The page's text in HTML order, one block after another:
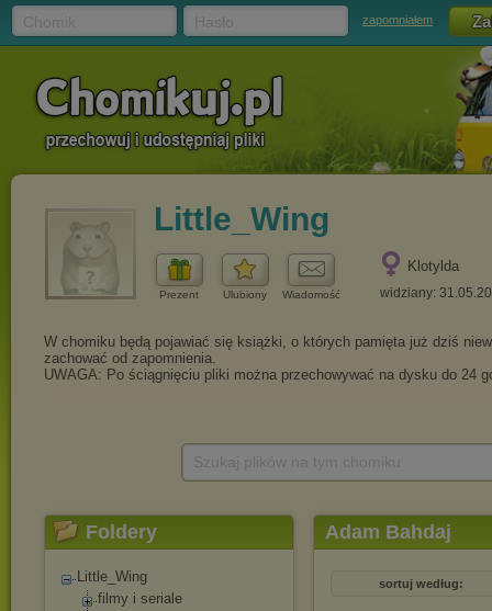
zapomniałem
Little_Wing
Prezent Ulubiony Wiadomość
Klotylda
widziany:
Foldery
Little_Wing
filmy i seriale
Adam Bahdaj
sortuj według: